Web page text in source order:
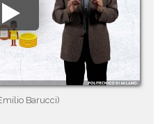
Barucci)